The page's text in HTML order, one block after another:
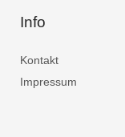
Info
Kontakt
Impressum